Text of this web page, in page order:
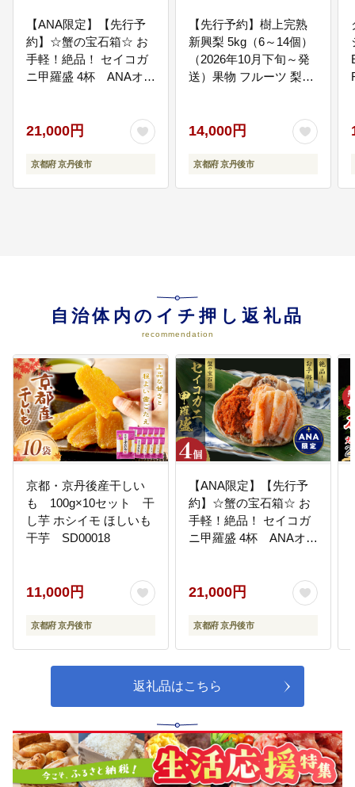
にぎわいの地域づくり、住民自
治・コミュニティ活動の活性化、
図書館の充実、社会体育の推進、
歴史文化遺産の保存と活用などに
07
6.安心のふるさと応援事業
の確保、道路・情報・上下水道等
都市インフラ整備事業、防災設備
7.コミュニティビジネス応援事業
コミュニティビジネスにより地域
の課題を解決しようとする地域活
活性化を持続的に図っていくため
の補助金などに使わせていただき
ます。
09
8.京丹後市韓哲・まちづくり夢基
金事業
た寄附金を活用して、本市の教
育、文化、芸術またはスポーツの
振興、地域経済活性化などにつな
がる人材育成、顕彰等を行うため
に設置した基金として使わせてい
9.京丹後市文化財保存活用基金事
【ANA限定】【先行予
約】☆蟹の宝石箱☆ お
手軽！絶品！ セイコガ
ニ甲羅盛 4杯 ANAオリ
21,000円
京都府 京丹後市
【先行予約】樹上完熟
新興梨 5kg（6～14個）
（2026年10月下旬～発
送）果物 フルーツ 梨
BF00015
14,000円
京都府 京丹後市
自治体内のイチ押し返礼品
recommendation
京都・京丹後産干しい
も 100g×10セット 干
し芋 ホシイモ ほしいも
干芋 SD00018
11,000円
京都府 京丹後市
【ANA限定】【先行予
約】☆蟹の宝石箱☆ お
手軽！絶品！ セイコガ
ニ甲羅盛 4杯 ANAオリ
21,000円
京都府 京丹後市
返礼品はこちら